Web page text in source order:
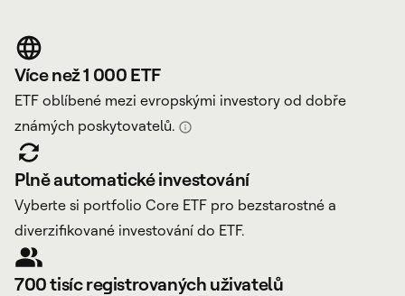
Více než 1 000 ETF
ETF oblíbené mezi evropskými investory od dobře
známých poskytovatelů.
Plně automatické investování
Vyberte si portfolio Core ETF pro bezstarostné a
diverzifikované investování do ETF.
700 tisíc registrovaných uživatelů